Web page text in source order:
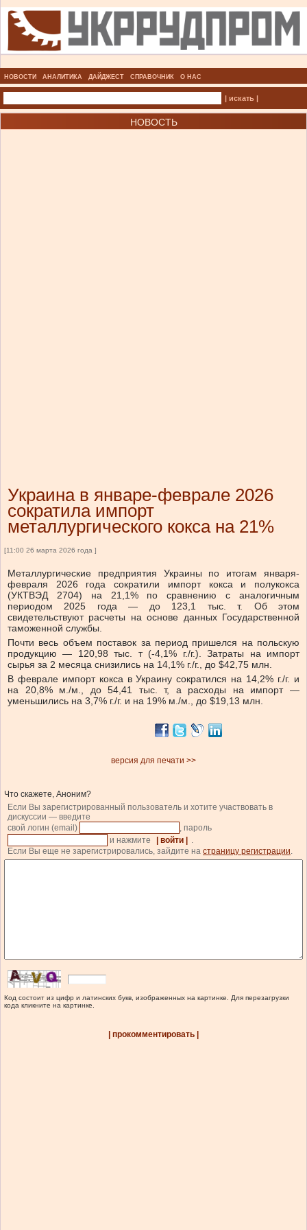
НОВОСТИ АНАЛИТИКА ДАЙДЖЕСТ СПРАВОЧНИК О НАС
| искать |
НОВОСТЬ
Украина в январе-феврале 2026
сократила импорт
металлургического кокса на 21%
[11:00 26 марта 2026 года ]
Металлургические предприятия Украины по итогам января-
февраля 2026 года сократили импорт кокса и полукокса
(УКТВЭД 2704) на 21,1% по сравнению с аналогичным
периодом 2025 года — до 123,1 тыс. т. Об этом
свидетельствуют расчеты на основе данных Государственной
таможенной службы.
Почти весь объем поставок за период пришелся на польскую
продукцию — 120,98 тыс. т (-4,1% г./г.). Затраты на импорт
сырья за 2 месяца снизились на 14,1% г./г., до $42,75 млн.
В феврале импорт кокса в Украину сократился на 14,2% г./г. и
на 20,8% м./м., до 54,41 тыс. т, а расходы на импорт —
уменьшились на 3,7% г./г. и на 19% м./м., до $19,13 млн.
версия для печати >>
Что скажете, Аноним?
Если Вы зарегистрированный пользователь и хотите участвовать в
дискуссии — введите
свой логин (email)
, пароль
и нажмите
| войти |
.
Если Вы еще не зарегистрировались, зайдите на страницу регистрации.
Код состоит из цифр и латинских букв, изображенных на картинке. Для перезагрузки
кода кликните на картинке.
| прокомментировать |